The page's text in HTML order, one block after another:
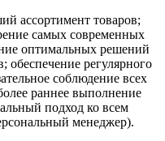
ассортимент товаров;
самых современных
оптимальных решений
обеспечение регулярного
соблюдение всех
раннее выполнение
подход ко всем
менеджер).